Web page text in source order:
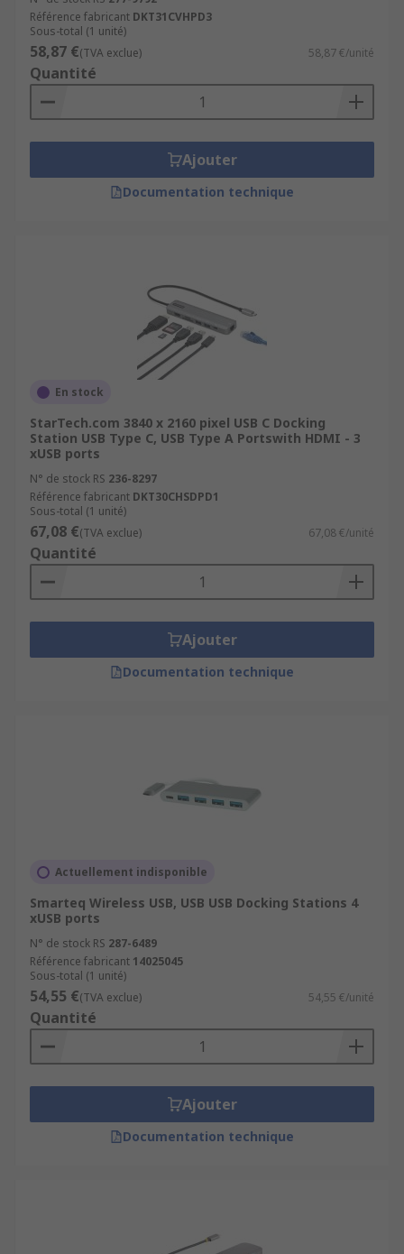
Référence fabricant DKT31CVHPD3
Sous-total (1 unité)
58,87 €(TVA exclue) 58,87 €/unité
Quantité
Ajouter
Documentation technique
En stock
StarTech.com 3840 x 2160 pixel USB C Docking
Station USB Type C, USB Type A Portswith HDMI - 3
xUSB ports
N° de stock RS 236-8297
Référence fabricant DKT30CHSDPD1
Sous-total (1 unité)
67,08 €(TVA exclue) 67,08 €/unité
Quantité
Ajouter
Documentation technique
Actuellement indisponible
Smarteq Wireless USB, USB USB Docking Stations 4
xUSB ports
N° de stock RS 287-6489
Référence fabricant 14025045
Sous-total (1 unité)
54,55 €(TVA exclue) 54,55 €/unité
Quantité
Ajouter
Documentation technique